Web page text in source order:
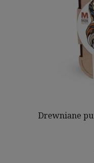
Drewniane